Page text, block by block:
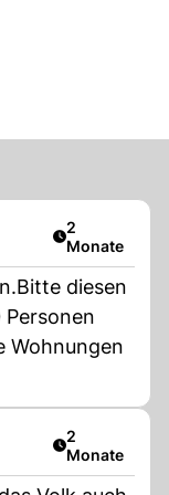
Artikel
2
Monate
diesen
Artikel
2
Monate